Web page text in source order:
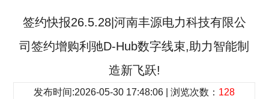
签约快报26.5.28|河南丰源电力科技有限公
司签约增购利驰D-Hub数字线束,助力智能制
造新飞跃!
发布时间:2026-05-30 17:48:06 | 浏览次数： 128